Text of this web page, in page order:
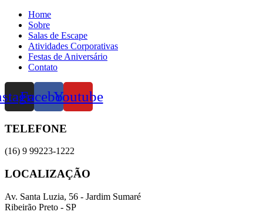
Home
Sobre
Salas de Escape
Atividades Corporativas
Festas de Aniversário
Contato
FacebookYoutube
TELEFONE
(16) 9 99223-1222
LOCALIZAÇÃO
Av. Santa Luzia, 56 - Jardim Sumaré
Ribeirão Preto - SP